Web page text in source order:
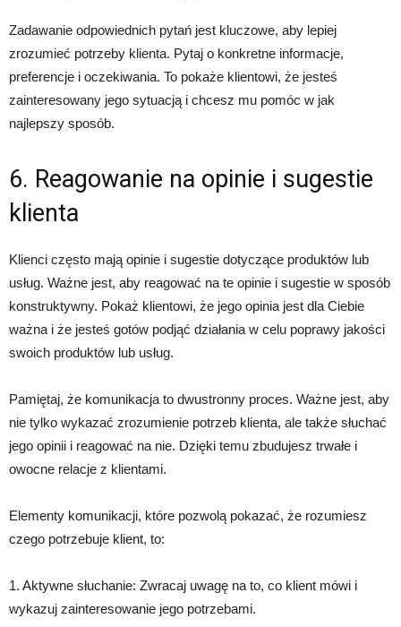
Zadawanie odpowiednich pytań jest kluczowe, aby lepiej
zrozumieć potrzeby klienta. Pytaj o konkretne informacje,
preferencje i oczekiwania. To pokaże klientowi, że jesteś
zainteresowany jego sytuacją i chcesz mu pomóc w jak
najlepszy sposób.
6. Reagowanie na opinie i sugestie
klienta
Klienci często mają opinie i sugestie dotyczące produktów lub
usług. Ważne jest, aby reagować na te opinie i sugestie w sposób
konstruktywny. Pokaż klientowi, że jego opinia jest dla Ciebie
ważna i że jesteś gotów podjąć działania w celu poprawy jakości
swoich produktów lub usług.
Pamiętaj, że komunikacja to dwustronny proces. Ważne jest, aby
nie tylko wykazać zrozumienie potrzeb klienta, ale także słuchać
jego opinii i reagować na nie. Dzięki temu zbudujesz trwałe i
owocne relacje z klientami.
Elementy komunikacji, które pozwolą pokazać, że rozumiesz
czego potrzebuje klient, to:
1. Aktywne słuchanie: Zwracaj uwagę na to, co klient mówi i
wykazuj zainteresowanie jego potrzebami.